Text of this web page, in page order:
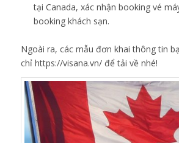
tại Canada, xác nhận booking vé
booking khách sạn.
Ngoài ra, các mẫu đơn khai thông tin
chỉ https://visana.vn/để tải về nhé!